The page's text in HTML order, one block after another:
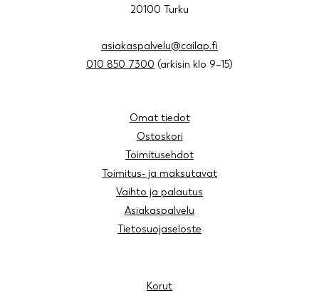
20100 Turku
asiakaspalvelu@cailap.fi
010 850 7300 (arkisin klo 9–15)
Omat tiedot
Ostoskori
Toimitusehdot
Toimitus- ja maksutavat
Vaihto ja palautus
Asiakaspalvelu
Tietosuojaseloste
Korut